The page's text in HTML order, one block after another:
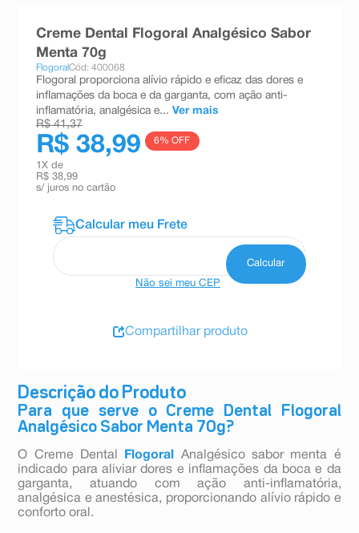
Descrição do Produto
Para que serve o Creme Dental Flogoral
Analgésico Sabor Menta 70g?
O Creme Dental Flogoral
Analgésico sabor menta é
indicado para aliviar dores e inflamações da boca e da
garganta, atuando com ação anti-inflamatória,
analgésica e anestésica, proporcionando alívio rápido e
conforto oral.
Creme Dental Flogoral Analgésico Sabor
Menta 70g
FlogoralCód: 400068
Flogoral proporciona alívio rápido e eficaz das dores e
inflamações da boca e da garganta, com ação anti-
inflamatória, analgésica e... Ver mais
R$ 41,37
R$ 38,99 6% OFF
1 X de
R$ 38,99
s/ juros no cartão
Não sei meu CEP
Compartilhar produto
esmalte
10ºabsorvente